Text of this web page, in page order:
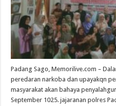
Padang Sago, Memorilive.com –
peredaran narkoba dan upayakqn
masyarakat akan bahaya
September 1025. jajaranan polres